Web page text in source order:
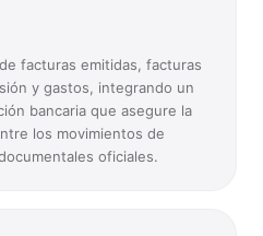
facturas emitidas, facturas
y gastos, integrando un
bancaria que asegure la
los movimientos de
oficiales.